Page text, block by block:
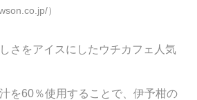
）
さをアイスにしたウチカフェ人気
を60％使用することで、伊予柑の